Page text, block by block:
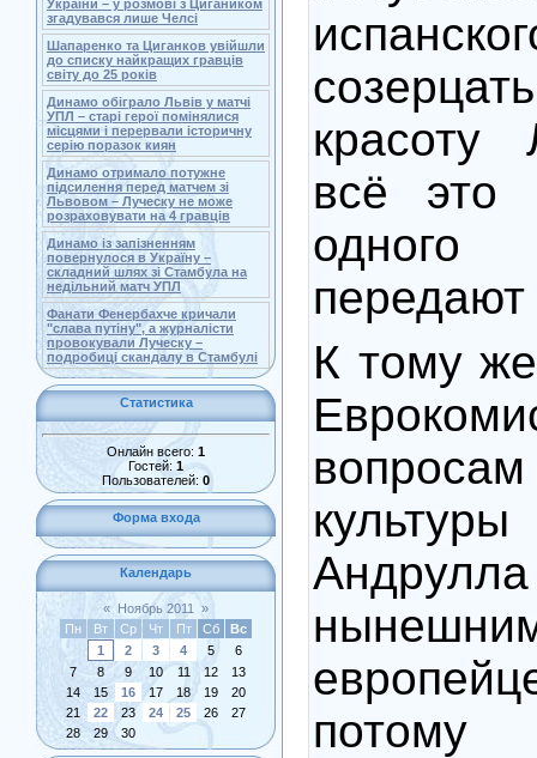
України – у розмові з Цигаником
згадувався лише Челсі
Шапаренко та Циганков увійшли
до списку найкращих гравців
світу до 25 років
Динамо обіграло Львів у матчі
УПЛ – старі герої помінялися
місцями і перервали історичну
серію поразок киян
Динамо отримало потужне
підсилення перед матчем зі
Львовом – Луческу не може
розраховувати на 4 гравців
Динамо із запізненням
повернулося в Україну –
складний шлях зі Стамбула на
недільний матч УПЛ
Фанати Фенербахче кричали
"слава путіну", а журналісти
провокували Луческу –
подробиці скандалу в Стамбулі
Статистика
Онлайн всего: 1
Гостей: 1
Пользователей: 0
Форма входа
Календарь
« Ноябрь 2011
»
Пн
Вт Ср Чт Пт Сб
Вс
1
2 3 4 5
6
7
8 9 10 11 12
13
14
15 16 17 18 19
20
21
22 23 24 25 26
27
28
29 30
красоту
всё это
одного
передают
К тому